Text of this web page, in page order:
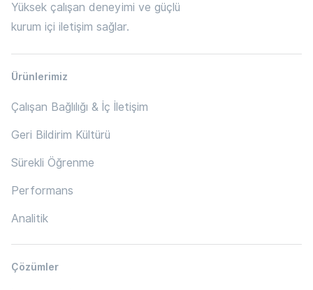
Yüksek çalışan deneyimi ve güçlü
kurum içi iletişim sağlar.
Ürünlerimiz
Çalışan Bağlılığı & İç İletişim
Geri Bildirim Kültürü
Sürekli Öğrenme
Performans
Analitik
Çözümler